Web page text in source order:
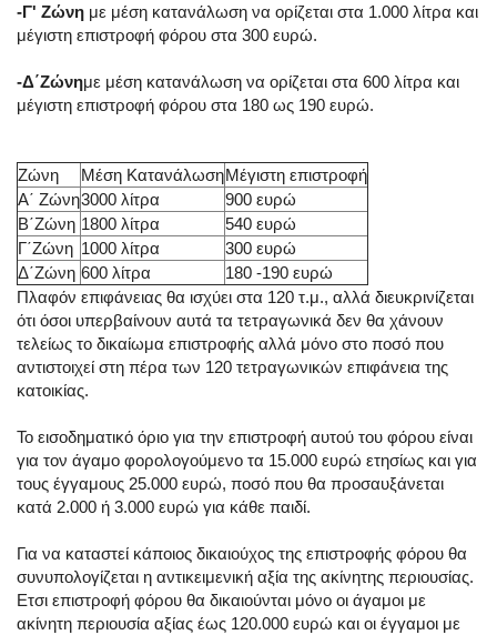
-Γ' Ζώνη με μέση κατανάλωση να ορίζεται στα 1.000 λίτρα και
μέγιστη επιστροφή φόρου στα 300 ευρώ.
-Δ΄Ζώνημε μέση κατανάλωση να ορίζεται στα 600 λίτρα και
μέγιστη επιστροφή φόρου στα 180 ως 190 ευρώ.
Ζώνη Μέση ΚατανάλωσηΜέγιστη επιστροφή
Α΄ Ζώνη3000 λίτρα
900 ευρώ
Β΄Ζώνη 1800 λίτρα
540 ευρώ
Γ΄Ζώνη 1000 λίτρα
300 ευρώ
Δ΄Ζώνη 600 λίτρα
180 -190 ευρώ
Πλαφόν επιφάνειας θα ισχύει στα 120 τ.μ., αλλά διευκρινίζεται
ότι όσοι υπερβαίνουν αυτά τα τετραγωνικά δεν θα χάνουν
τελείως το δικαίωμα επιστροφής αλλά μόνο στο ποσό που
αντιστοιχεί στη πέρα των 120 τετραγωνικών επιφάνεια της
κατοικίας.
Το εισοδηματικό όριο για την επιστροφή αυτού του φόρου είναι
για τον άγαμο φορολογούμενο τα 15.000 ευρώ ετησίως και για
τους έγγαμους 25.000 ευρώ, ποσό που θα προσαυξάνεται
κατά 2.000 ή 3.000 ευρώ για κάθε παιδί.
Για να καταστεί κάποιος δικαιούχος της επιστροφής φόρου θα
συνυπολογίζεται η αντικειμενική αξία της ακίνητης περιουσίας.
Ετσι επιστροφή φόρου θα δικαιούνται μόνο οι άγαμοι με
ακίνητη περιουσία αξίας έως 120.000 ευρώ και οι έγγαμοι με